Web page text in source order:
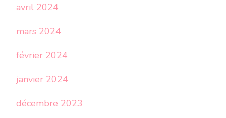
avril 2024
mars 2024
février 2024
janvier 2024
décembre 2023